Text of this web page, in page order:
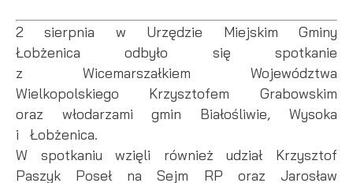
2 sierpnia w Urzędzie Miejskim Gminy
Łobżenica odbyło się spotkanie
z Wicemarszałkiem Województwa
Wielkopolskiego Krzysztofem Grabowskim
oraz włodarzami gmin Białośliwie, Wysoka
i Łobżenica.
W spotkaniu wzięli również udział Krzysztof
Paszyk Poseł na Sejm RP oraz Jarosław
informacje są przetwarzane w formie zanonimizowanej.
Wyrażenie zgody na analityczne pliki cookies
gwarantuje dostępność wszystkich funkcjonalności.
najciekawsze informacje i aktualności na stronach
naszych partnerów.
Promocyjne pliki cookies służą do prezentowania Ci
naszych komunikatów na podstawie analizy Twoich
upodobań oraz Twoich zwyczajów dotyczących
przeglądanej witryny internetowej. Treści promocyjne
mogą pojawić się na stronach podmiotów trzecich lub
firm będących naszymi partnerami oraz innych
dostawców usług. Firmy te działają w charakterze
Więcej